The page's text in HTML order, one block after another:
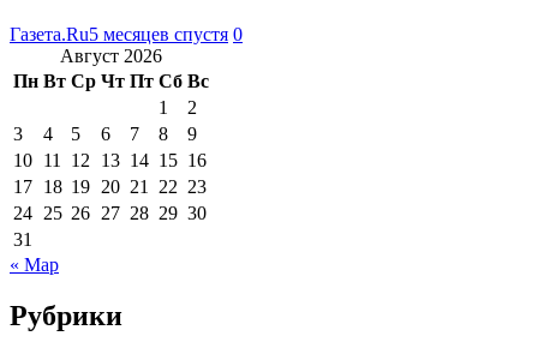
Газета.Ru5 месяцев спустя 0
Август 2026
Пн Вт Ср Чт Пт Сб Вс
1
2
3
4 5 6 7 8
9
10 11 12 13 14 15 16
17 18 19 20 21 22 23
24 25 26 27 28 29 30
31
« Мар
Рубрики